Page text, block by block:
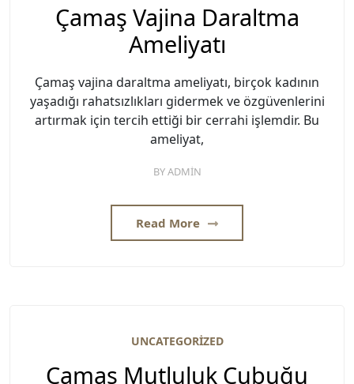
Çamaş Vajina Daraltma
Ameliyatı
Çamaş vajina daraltma ameliyatı, birçok kadının
yaşadığı rahatsızlıkları gidermek ve özgüvenlerini
artırmak için tercih ettiği bir cerrahi işlemdir. Bu
ameliyat,
BYADMIN
Read More
UNCATEGORIZED
Çamaş Mutluluk Çubuğu